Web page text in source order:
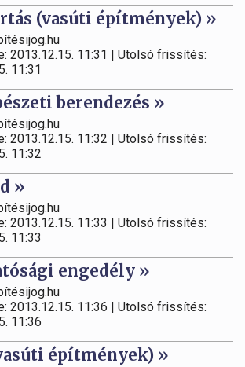
(vasúti építmények) »
2013.12.15. 11:31 | Utolsó frissítés:
11:31
berendezés »
2013.12.15. 11:32 | Utolsó frissítés:
11:32
»
2013.12.15. 11:33 | Utolsó frissítés:
11:33
engedély »
2013.12.15. 11:36 | Utolsó frissítés:
11:36
építmények) »